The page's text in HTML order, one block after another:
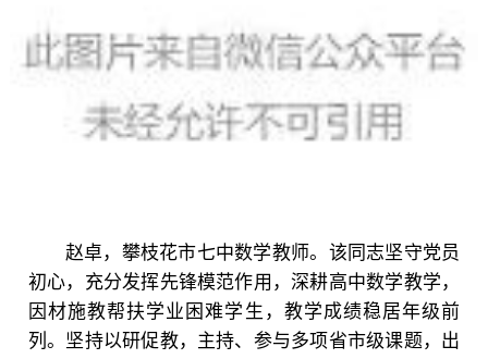
赵卓，攀枝花市七中数学教师。该同志坚守党员
初心，充分发挥先锋模范作用，深耕高中数学教学，
因材施教帮扶学业困难学生，教学成绩稳居年级前
列。坚持以研促教，主持、参与多项省市级课题，出